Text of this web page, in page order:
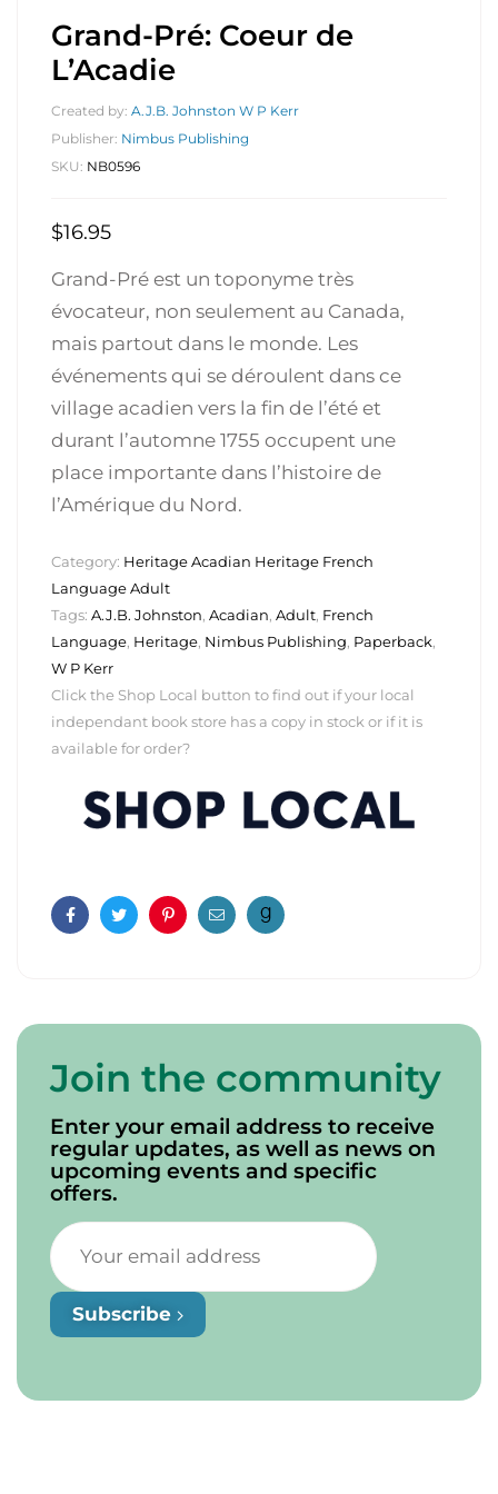
Grand-Pré: Coeur de
L’Acadie
Created by: A.J.B. Johnston W P Kerr
Publisher: Nimbus Publishing
SKU: NB0596
$16.95
Grand-Pré est un toponyme très
évocateur, non seulement au Canada,
mais partout dans le monde. Les
événements qui se déroulent dans ce
village acadien vers la fin de l’été et
durant l’automne 1755 occupent une
place importante dans l’histoire de
l’Amérique du Nord.
Category: Heritage Acadian Heritage French
Language Adult
Tags: A.J.B. Johnston, Acadian, Adult, French
Language, Heritage, Nimbus Publishing, Paperback,
W P Kerr
Click the Shop Local button to find out if your local
independant book store has a copy in stock or if it is
available for order?
FacebookTwitterPinterestEmail
Join the community
Enter your email address to receive
regular updates, as well as news on
upcoming events and specific
offers.
Subscribe